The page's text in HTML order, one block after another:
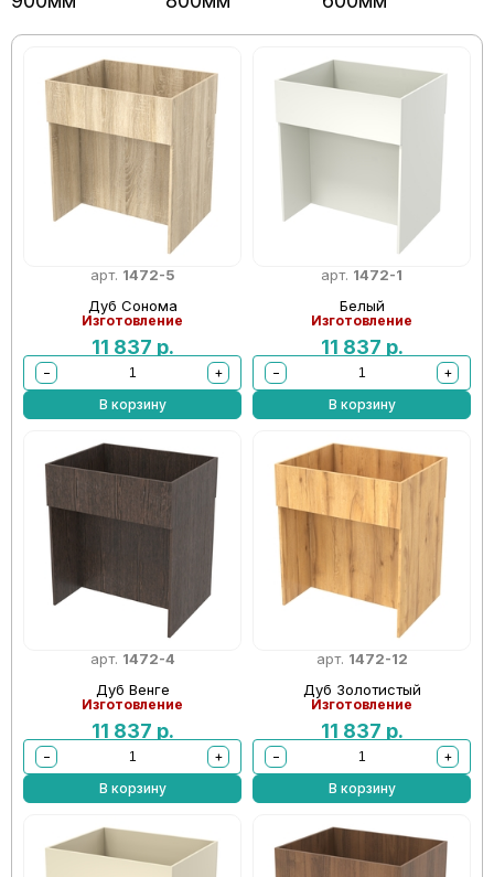
арт. 1472-5
Дуб Сонома
Изготовление
11 837 р.
−
+
В корзину
арт. 1472-1
Белый
Изготовление
11 837 р.
−
+
В корзину
арт. 1472-4
Дуб Венге
Изготовление
11 837 р.
−
+
В корзину
арт. 1472-12
Дуб Золотистый
Изготовление
11 837 р.
−
+
В корзину